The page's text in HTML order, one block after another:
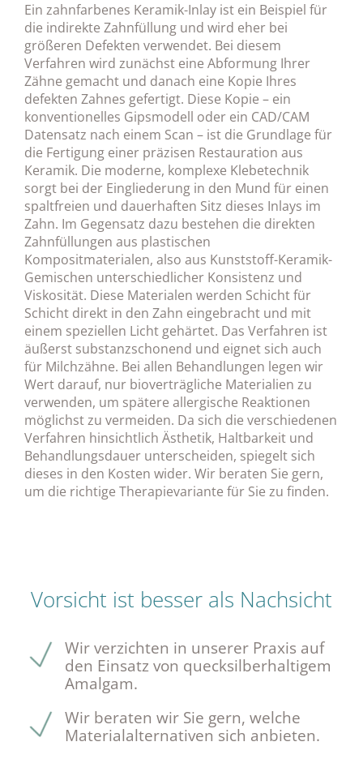
Ein zahnfarbenes Keramik-Inlay ist ein Beispiel für
die indirekte Zahnfüllung und wird eher bei
größeren Defekten verwendet. Bei diesem
Verfahren wird zunächst eine Abformung Ihrer
Zähne gemacht und danach eine Kopie Ihres
defekten Zahnes gefertigt. Diese Kopie – ein
konventionelles Gipsmodell oder ein CAD/CAM
Datensatz nach einem Scan – ist die Grundlage für
die Fertigung einer präzisen Restauration aus
Keramik. Die moderne, komplexe Klebetechnik
sorgt bei der Eingliederung in den Mund für einen
spaltfreien und dauerhaften Sitz dieses Inlays im
Zahn. Im Gegensatz dazu bestehen die direkten
Zahnfüllungen aus plastischen
Kompositmaterialen, also aus Kunststoff-Keramik-
Gemischen unterschiedlicher Konsistenz und
Viskosität. Diese Materialen werden Schicht für
Schicht direkt in den Zahn eingebracht und mit
einem speziellen Licht gehärtet. Das Verfahren ist
äußerst substanzschonend und eignet sich auch
für Milchzähne. Bei allen Behandlungen legen wir
Wert darauf, nur bioverträgliche Materialien zu
verwenden, um spätere allergische Reaktionen
möglichst zu vermeiden. Da sich die verschiedenen
Verfahren hinsichtlich Ästhetik, Haltbarkeit und
Behandlungsdauer unterscheiden, spiegelt sich
dieses in den Kosten wider. Wir beraten Sie gern,
um die richtige Therapievariante für Sie zu finden.
Vorsicht ist besser als Nachsicht
Wir verzichten in unserer Praxis auf
den Einsatz von quecksilberhaltigem
Amalgam.
Wir beraten wir Sie gern, welche
Materialalternativen sich anbieten.